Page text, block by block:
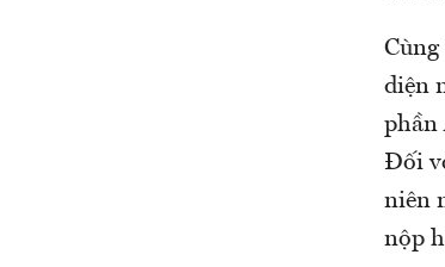
diện
phần
Đối
niên
nộp